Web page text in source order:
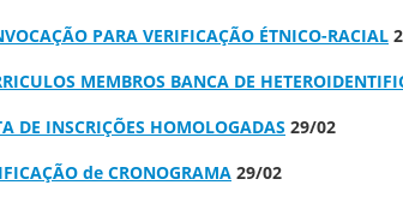
PARA VERIFICAÇÃO ÉTNICO-RACIAL
MEMBROS BANCA DE
DE INSCRIÇÕES HOMOLOGADAS 29/02
de CRONOGRAMA 29/02